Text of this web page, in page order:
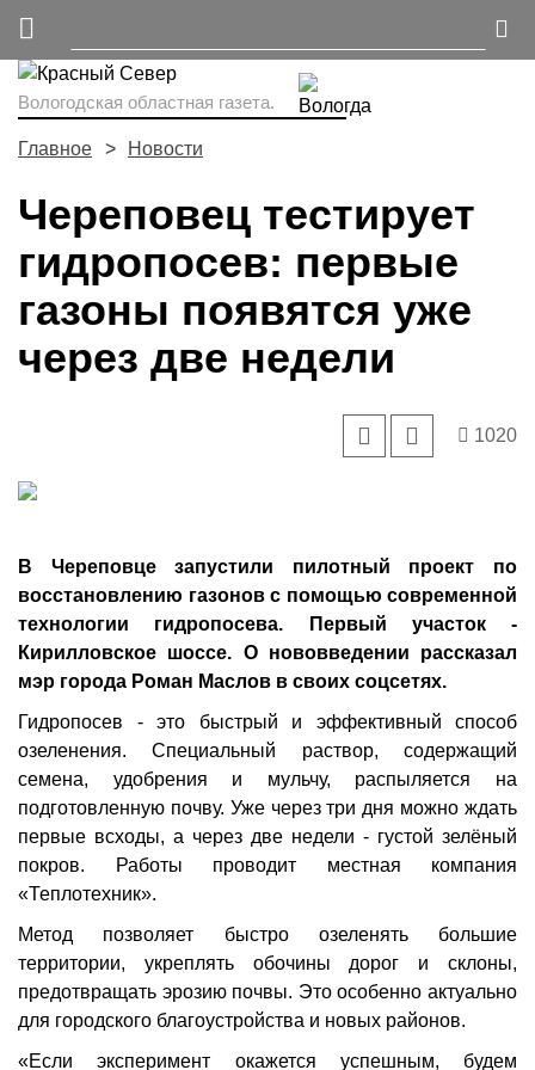
Вологодская областная газета.
Главное Новости
Череповец тестирует
гидропосев: первые
газоны появятся уже
через две недели
1020
В Череповце запустили пилотный проект по
восстановлению газонов с помощью современной
технологии гидропосева. Первый участок -
Кирилловское шоссе. О нововведении рассказал
мэр города Роман Маслов в своих соцсетях.
Гидропосев - это быстрый и эффективный способ
озеленения. Специальный раствор, содержащий
семена, удобрения и мульчу, распыляется на
подготовленную почву. Уже через три дня можно ждать
первые всходы, а через две недели - густой зелёный
покров. Работы проводит местная компания
«Теплотехник».
Метод позволяет быстро озеленять большие
территории, укреплять обочины дорог и склоны,
предотвращать эрозию почвы. Это особенно актуально
для городского благоустройства и новых районов.
«Если эксперимент окажется успешным, будем